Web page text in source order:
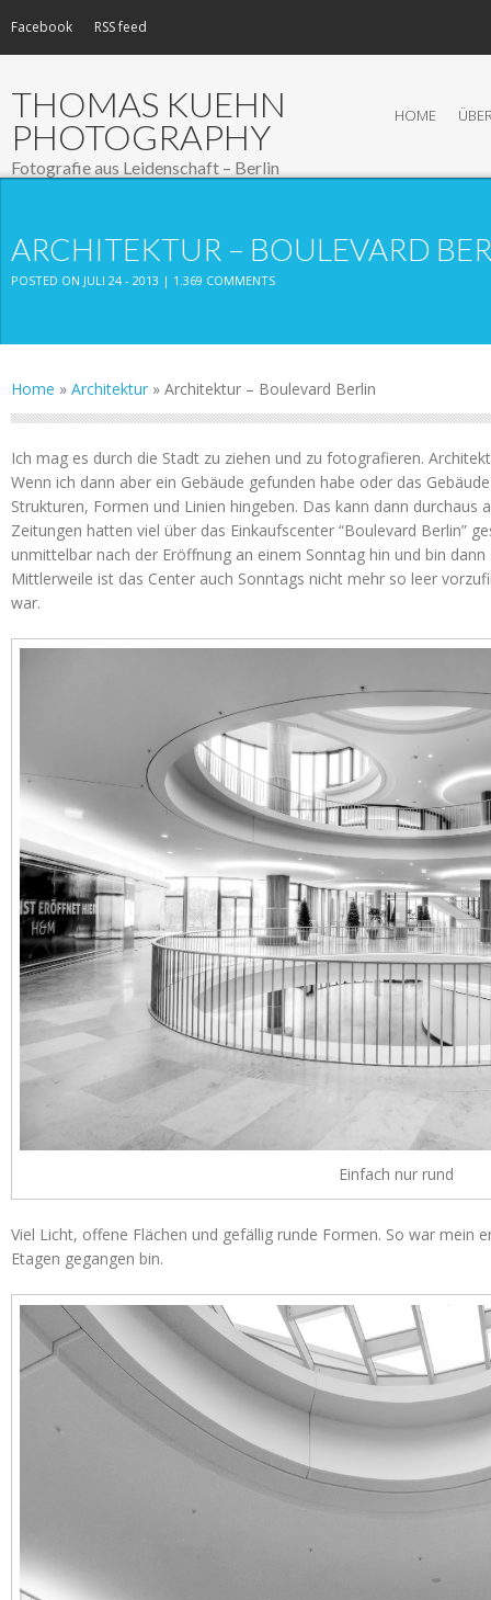
Facebook RSS feed
THOMAS KUEHN
PHOTOGRAPHY
Fotografie aus Leidenschaft – Berlin
HOME
ARCHITEKTUR – BOULEVARD
POSTED ON JULI 24 - 2013 | 1.369 COMMENTS
Home » Architektur » Architektur – Boulevard Berlin
Ich mag es durch die Stadt zu ziehen und zu fotografieren.
Wenn ich dann aber ein Gebäude gefunden habe oder das
Strukturen, Formen und Linien hingeben. Das kann dann durchaus
Zeitungen hatten viel über das Einkaufscenter “Boulevard Berlin”
unmittelbar nach der Eröffnung an einem Sonntag hin und bin
Mittlerweile ist das Center auch Sonntags nicht mehr so leer
war.
Einfach nur rund
Viel Licht, offene Flächen und gefällig runde Formen. So war mein
Etagen gegangen bin.